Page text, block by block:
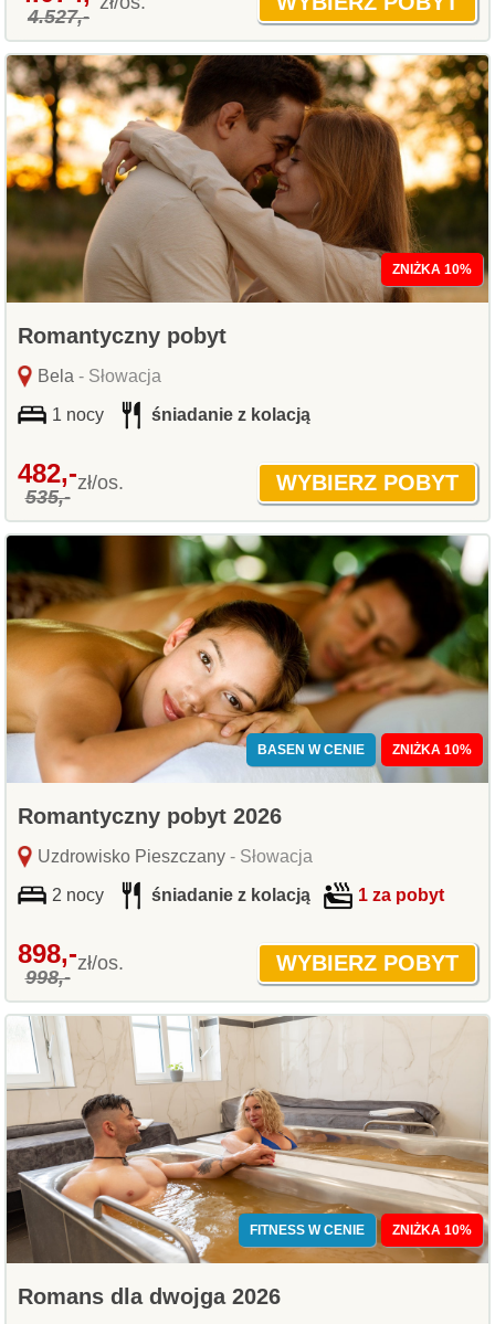
4.527,-
ZNIŻKA 10%
Romantyczny pobyt
Bela - Słowacja
1 nocy śniadanie z kolacją
482,-
535,-
zł/os.
BASEN W CENIE ZNIŻKA 10%
Romantyczny pobyt 2026
Uzdrowisko Pieszczany- Słowacja
2 nocy śniadanie z kolacją 1 za pobyt
898,-
998,-
zł/os.
FITNESS W CENIE ZNIŻKA 10%
Romans dla dwojga 2026